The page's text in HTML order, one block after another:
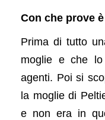
Con che prove
Prima di tutto
moglie e che
agenti. Poi si
la moglie di
e non era in